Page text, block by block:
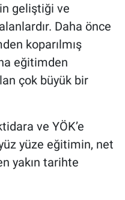
geliştiği ve
Daha önce
koparılmış
eğitimden
çok büyük bir
ve YÖK’e
yüze eğitimin, net
yakın tarihte